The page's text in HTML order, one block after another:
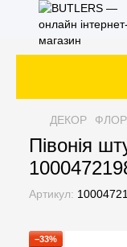
ДЕКОР
Півонія
Артикул:
−33%